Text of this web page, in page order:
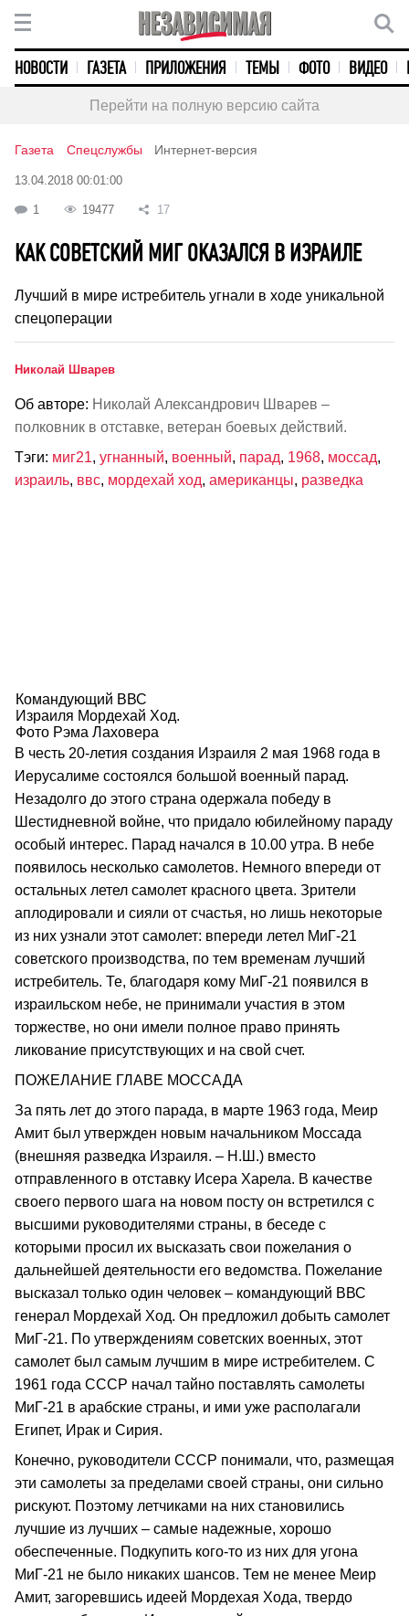
НОВОСТИ ГАЗЕТА ПРИЛОЖЕНИЯ ТЕМЫ ФОТО ВИДЕО
Перейти на полную версию сайта
Газета Спецслужбы Интернет-версия
13.04.2018 00:01:00
1 19477 17
КАК СОВЕТСКИЙ МИГ ОКАЗАЛСЯ В ИЗРАИЛЕ
Лучший в мире истребитель угнали в ходе уникальной
спецоперации
Николай Шварев
Об авторе: Николай Александрович Шварев –
полковник в отставке, ветеран боевых действий.
Тэги: миг21, угнанный, военный, парад, 1968, моссад,
израиль, ввс, мордехай ход, американцы, разведка
Командующий ВВС
Израиля Мордехай Ход.
Фото Рэма Лаховера
В честь 20-летия создания Израиля 2 мая 1968 года в
Иерусалиме состоялся большой военный парад.
Незадолго до этого страна одержала победу в
Шестидневной войне, что придало юбилейному параду
особый интерес. Парад начался в 10.00 утра. В небе
появилось несколько самолетов. Немного впереди от
остальных летел самолет красного цвета. Зрители
аплодировали и сияли от счастья, но лишь некоторые
из них узнали этот самолет: впереди летел МиГ-21
советского производства, по тем временам лучший
истребитель. Те, благодаря кому МиГ-21 появился в
израильском небе, не принимали участия в этом
торжестве, но они имели полное право принять
ликование присутствующих и на свой счет.
ПОЖЕЛАНИЕ ГЛАВЕ МОССАДА
За пять лет до этого парада, в марте 1963 года, Меир
Амит был утвержден новым начальником Моссада
(внешняя разведка Израиля. – Н.Ш.) вместо
отправленного в отставку Исера Харела. В качестве
своего первого шага на новом посту он встретился с
высшими руководителями страны, в беседе с
которыми просил их высказать свои пожелания о
дальнейшей деятельности его ведомства. Пожелание
высказал только один человек – командующий ВВС
генерал Мордехай Ход. Он предложил добыть самолет
МиГ-21. По утверждениям советских военных, этот
самолет был самым лучшим в мире истребителем. С
1961 года СССР начал тайно поставлять самолеты
МиГ-21 в арабские страны, и ими уже располагали
Египет, Ирак и Сирия.
Конечно, руководители СССР понимали, что, размещая
эти самолеты за пределами своей страны, они сильно
рискуют. Поэтому летчиками на них становились
лучшие из лучших – самые надежные, хорошо
обеспеченные. Подкупить кого-то из них для угона
МиГ-21 не было никаких шансов. Тем не менее Меир
Амит, загоревшись идеей Мордехая Хода, твердо